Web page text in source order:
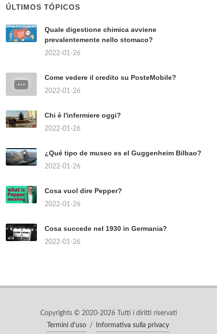
ÚLTIMOS TÓPICOS
Quale digestione chimica avviene
prevalentemente nello stomaco?
2022-01-26
Come vedere il credito su PosteMobile?
2022-01-26
Chi è l'infermiere oggi?
2022-01-26
¿Qué tipo de museo es el Guggenheim Bilbao?
2022-01-26
Cosa vuol dire Pepper?
2022-01-26
Cosa succede nel 1930 in Germania?
2022-01-26
Copyrights © 2020-2026 Tutti i diritti riservati
Termini d'uso
/ Informativa sulla privacy